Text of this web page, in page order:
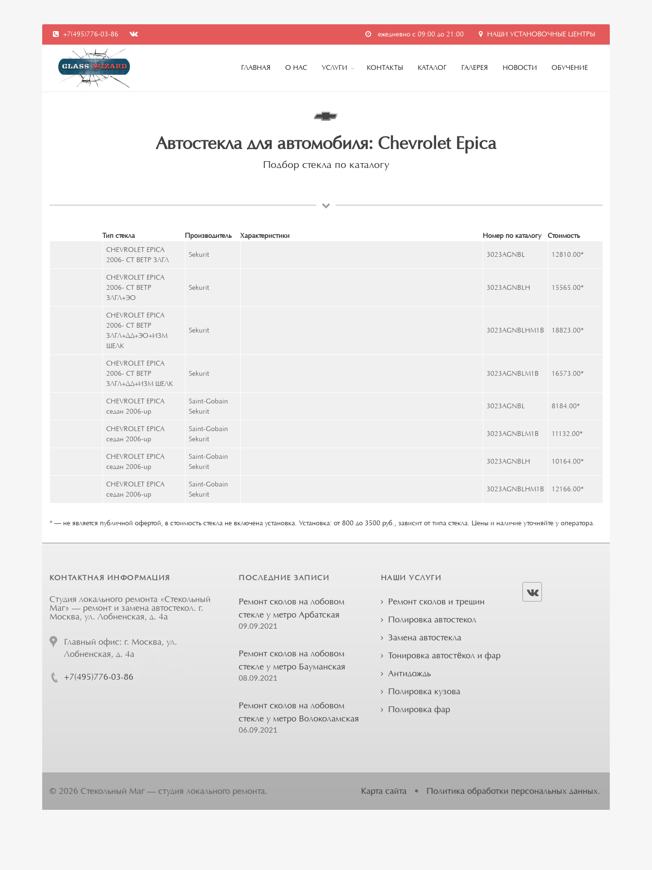
ежедневно с 09:00 до 21:00 НАШИ УСТАНОВОЧНЫЕ ЦЕНТРЫ
+7(495)776-03-86
ГЛАВНАЯ О НАС УСЛУГИ КОНТАКТЫ КАТАЛОГ ГАЛЕРЕЯ НОВОСТИ ОБУЧЕНИЕ
Автостекла для автомобиля: Chevrolet Epica
Подбор стекла по каталогу
Тип стекла Производитель Характеристики Номер по каталогу
Стоимость
CHEVROLET EPICA
2006- СТ ВЕТР ЗЛГЛ
Sekurit 3023AGNBL 12810.00*
CHEVROLET EPICA
2006- СТ ВЕТР
ЗЛГЛ+ЭО
Sekurit 3023AGNBLH 15565.00*
CHEVROLET EPICA
2006- СТ ВЕТР
ЗЛГЛ+ДД+ЭО+ИЗМ
ШЕЛК
Sekurit 3023AGNBLHM1B 18823.00*
CHEVROLET EPICA
2006- СТ ВЕТР
ЗЛГЛ+ДД+ИЗМ ШЕЛК
Sekurit 3023AGNBLM1B 16573.00*
CHEVROLET EPICA
седан 2006-up
Saint-Gobain
Sekurit
3023AGNBL 8184.00*
CHEVROLET EPICA
седан 2006-up
Saint-Gobain
Sekurit
3023AGNBLM1B 11132.00*
CHEVROLET EPICA
седан 2006-up
Saint-Gobain
Sekurit
3023AGNBLH 10164.00*
CHEVROLET EPICA
седан 2006-up
Saint-Gobain
Sekurit
3023AGNBLHM1B 12166.00*
* — не является публичной офертой, в стоимость стекла не включена установка. Установка: от 800 до 3500 руб., зависит от типа стекла. Цены и наличие уточняйте у оператора.
КОНТАКТНАЯ ИНФОРМАЦИЯ
Студия локального ремонта «Стекольный
Маг» — ремонт и замена автостекол. г.
Москва, ул. Лобненская, д. 4а
Главный офис: г. Москва, ул.
Лобненская, д. 4а
+7(495)776-03-86
ПОСЛЕДНИЕ ЗАПИСИ
Ремонт сколов на лобовом
стекле у метро Арбатская
09.09.2021
Ремонт сколов на лобовом
стекле у метро Бауманская
08.09.2021
Ремонт сколов на лобовом
стекле у метро Волоколамская
06.09.2021
НАШИ УСЛУГИ
Ремонт сколов и трещин
Полировка автостекол
Замена автостекла
Тонировка автостёкол и фар
Антидождь
Полировка кузова
Полировка фар
Карта сайта • Политика обработки персональных данных.
© 2026 Стекольный Маг — студия локального ремонта.